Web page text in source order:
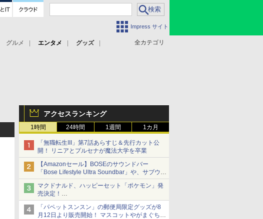
Impress サイト
全カテゴリ
グルメ エンタメ
グッズ
アクセスランキング
1時間 24時間 1週間 1カ月
「無職転生III」第7話あらすじ＆先行カット公
開！ リニアとプルセナが魔法大学を卒業
【Amazonセール】BOSEのサウンドバー
「Bose Lifestyle Ultra Soundbar」や、サブウー
ファー「Bose Lifestyle Ultra Subwoofer」など
お買い得！
マクドナルド、ハッピーセット「ポケモン」発
売決定！
ポケモン30周年記念で30匹が大集合
「パペットスンスン」の郵便局限定グッズが8
月12日より販売開始！ マスコットやがまぐち、